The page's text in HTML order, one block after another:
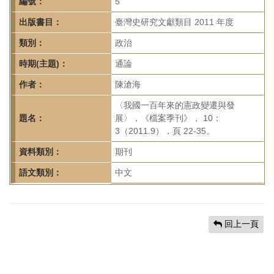
頁
出版書目： 臺灣史研究文獻類目 2011 年度
類別： 政治
時期(主題)： 通論
作者： 陳滄海
題名：
〈我國一百年來的憲政變遷與發
展〉，《檔案季刊》， 10：
3（2011.9），頁 22-35。
資料類別： 期刊
語文類別： 中文
回上一頁